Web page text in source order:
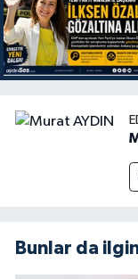
Bunlar da